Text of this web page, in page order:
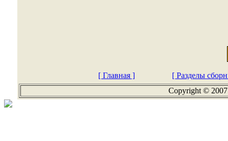
[ Главная ]
[ Разделы
Copyright ©